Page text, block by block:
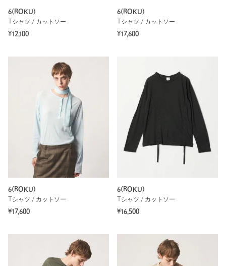
6(ROKU)
Tシャツ / カットソー
¥12,100
6(ROKU)
Tシャツ / カットソー
¥17,600
6(ROKU)
Tシャツ / カットソー
¥17,600
6(ROKU)
Tシャツ / カットソー
¥16,500